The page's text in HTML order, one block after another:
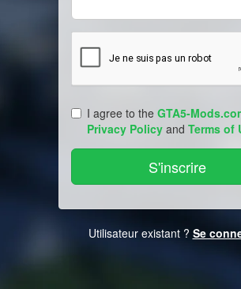
I agree to the GTA5-
Privacy Policy and Terms of
Utilisateur existant ? Se